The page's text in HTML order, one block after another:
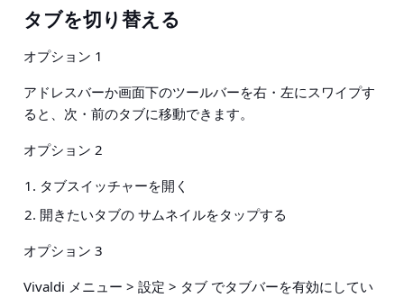
タブを切り替える
オプション 1
アドレスバーか画面下のツールバーを右・左にスワイプす
ると、次・前のタブに移動できます。
オプション 2
タブスイッチャーを開 く
開きたいタブの サムネイルをタップする
オプション 3
Vivaldi メニュー > 設定 > タブ でタブバーを有効にしてい